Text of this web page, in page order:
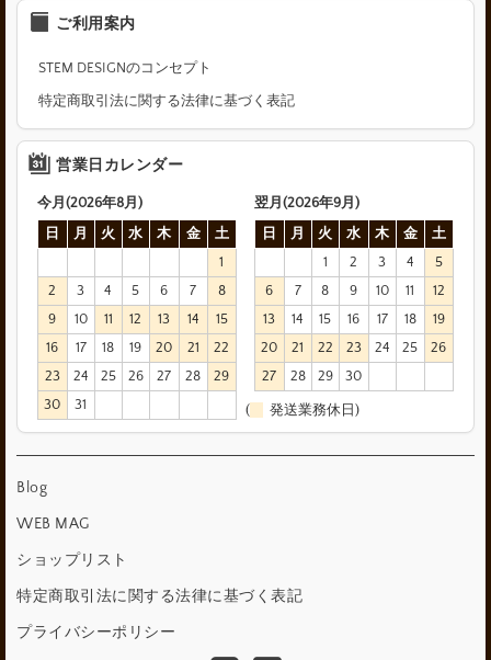
ご利用案内
STEM DESIGNのコンセプト
特定商取引法に関する法律に基づく表記
営業日カレンダー
今月(2026年8月)
日
月 火 水 木 金
土
1
2
3 4 5 6 7
8
9
10 11 12 13 14
15
16
17 18 19 20 21
22
23
24 25 26 27 28
29
30
31
翌月(2026年9月)
日
月 火 水 木 金
土
1
2 3 4
5
6
7 8 9 10 11
12
13
14 15 16 17 18
19
20
21 22 23 24 25
26
27
28 29 30
( 発送業務休日)
Blog
WEB MAG
ショップリスト
特定商取引法に関する法律に基づく表記
プライバシーポリシー